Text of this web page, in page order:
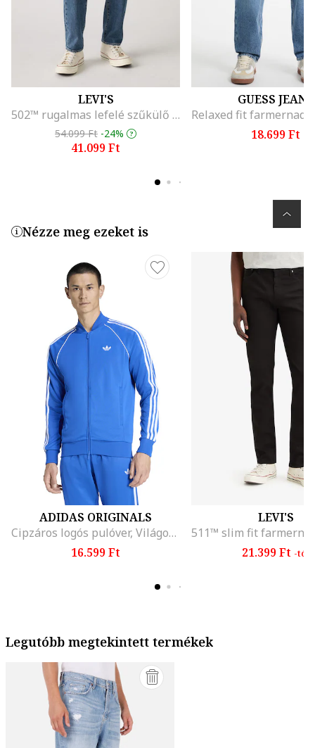
LEVI'S
502™ rugalmas lefelé szűkülő farmernadrág, Tengerészkék
54.099 Ft -24%
41.099 Ft
GUESS JEANS
18.699 Ft
Nézze meg ezeket is
ADIDAS ORIGINALS
Cipzáros logós pulóver, Világoskék
16.599 Ft
LEVI'S
21.399 Ft -tól
Legutóbb megtekintett termékek